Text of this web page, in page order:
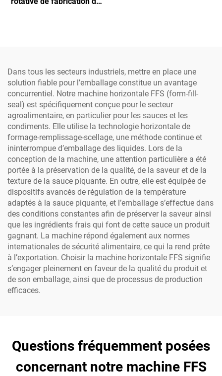
vides
Dans tous les secteurs industriels, mettre en place une
solution fiable pour l’emballage constitue un avantage
concurrentiel. Notre machine horizontale FFS (form-fill-
seal) est spécifiquement conçue pour le secteur
agroalimentaire, en particulier pour les sauces et les
condiments. Elle utilise la technologie horizontale de
formage-remplissage-scellage, une méthode continue et
ininterrompue d’emballage des liquides. Lors de la
conception de la machine, une attention particulière a été
portée à la préservation de la qualité, de la saveur et de la
texture de la sauce piquante. En outre, elle est équipée de
dispositifs avancés de régulation de la température
adaptés à la sauce piquante, et l’emballage s’effectue dans
des conditions constantes afin de préserver la saveur ainsi
que les ingrédients frais qui font de cette sauce un produit
gagnant. La machine répond également aux normes
internationales de sécurité alimentaire, ce qui la rend prête
à l’exportation. Choisir la machine horizontale FFS signifie
s’engager pleinement en faveur de la qualité du produit et
de son emballage, ainsi que de processus de production
efficaces.
Questions fréquemment posées
concernant notre machine FFS